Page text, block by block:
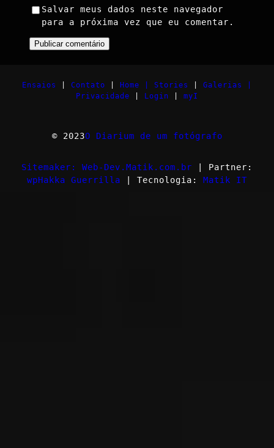
Salvar meus dados neste navegador
para a próxima vez que eu comentar.
Ensaios Contato Home | Stories
Galerias |
Privacidade
Login myI
© 2023O Diarium de um fotógrafo
Sitemaker: Web-Dev.Matik.com.br | Partner:
wpHakka Guerrilla | Tecnologia: Matik IT